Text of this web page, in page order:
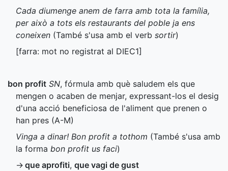
Cada diumenge anem de farra amb tota la família,
per això a tots els restaurants del poble ja ens
coneixen (També s'usa amb el verb sortir)
[farra: mot no registrat al DIEC1]
bon profit SN, fórmula amb què saludem els que
mengen o acaben de menjar, expressant-los el desig
d'una acció beneficiosa de l'aliment que prenen o
han pres (A-M)
Vinga a dinar! Bon profit a tothom (També s'usa amb
la forma bon profit us faci)
→ que aprofiti, que vagi de gust